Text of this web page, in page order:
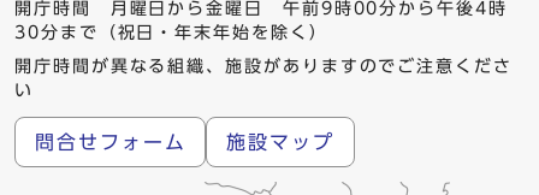
開庁時間 月曜日から金曜日 午前9時00分から午後4時
30分まで（祝日・年末年始を除く）
開庁時間が異なる組織、施設がありますのでご注意くださ
い
問合せフォーム 施設マップ